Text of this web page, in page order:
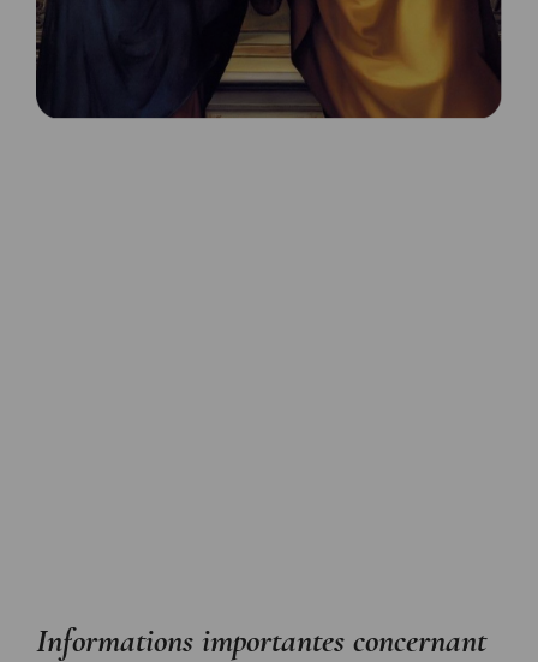
Informations importantes concernant